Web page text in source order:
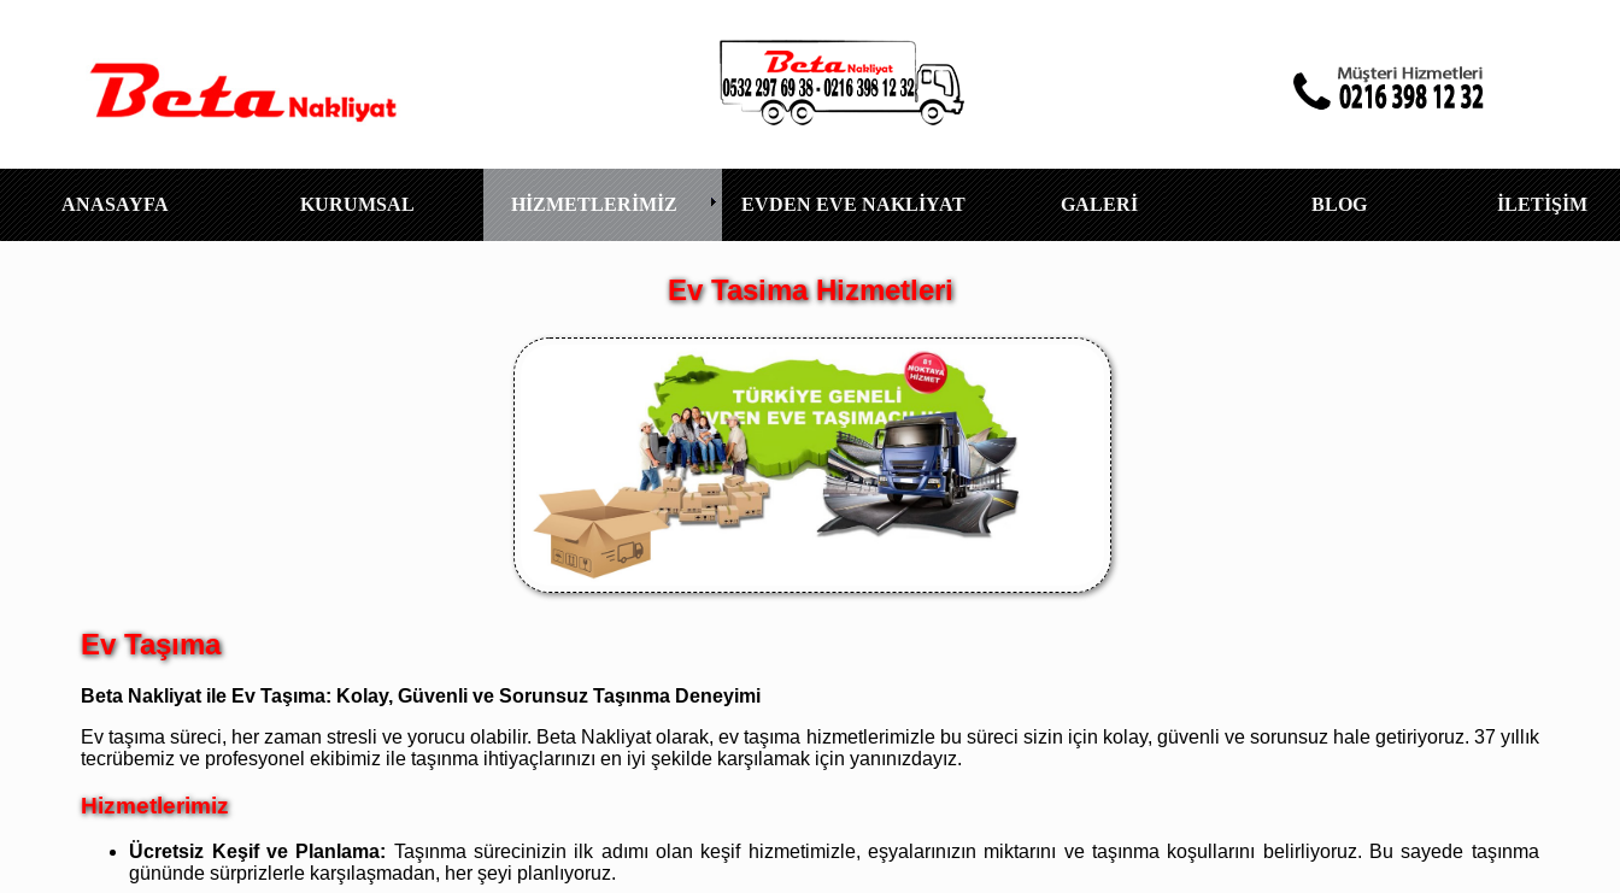
ANASAYFA KURUMSAL HİZMETLERİMİZ EVDEN EVE NAKLİYAT GALERİ BLOG İLETİŞİM
Ev Tasima Hizmetleri
Ev Taşıma
Beta Nakliyat ile Ev Taşıma: Kolay, Güvenli ve Sorunsuz Taşınma Deneyimi
Ev taşıma süreci, her zaman stresli ve yorucu olabilir. Beta Nakliyat olarak, ev taşıma hizmetlerimizle bu süreci sizin için kolay, güvenli ve sorunsuz hale getiriyoruz. 37 yıllık
tecrübemiz ve profesyonel ekibimiz ile taşınma ihtiyaçlarınızı en iyi şekilde karşılamak için yanınızdayız.
Hizmetlerimiz
Ücretsiz Keşif ve Planlama: Taşınma sürecinizin ilk adımı olan keşif hizmetimizle, eşyalarınızın miktarını ve taşınma koşullarını belirliyoruz. Bu sayede taşınma
gününde sürprizlerle karşılaşmadan, her şeyi planlıyoruz.